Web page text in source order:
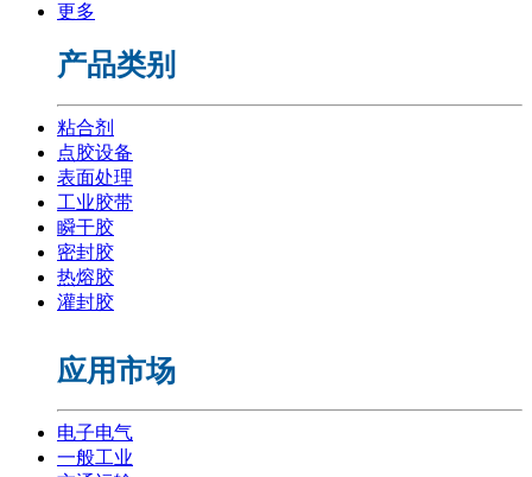
更多
产品类别
粘合剂
点胶设备
表面处理
工业胶带
瞬干胶
密封胶
热熔胶
灌封胶
应用市场
电子电气
一般工业